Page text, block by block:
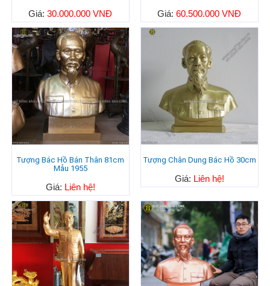
Giá:30.000.000 VNĐ Giá:60.500.000 VNĐ
Tượng Bác Hồ Bán Thân 81cm
Mẫu 1955
Giá: Liên hệ!
Tượng Chân Dung Bác Hồ 30cm
Giá: Liên hệ!